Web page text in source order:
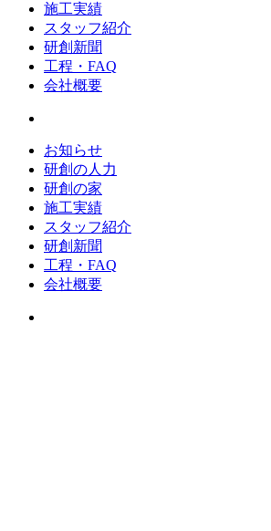
施工実績
スタッフ紹介
研創新聞
工程・FAQ
会社概要
お知らせ
研創の人力
研創の家
施工実績
スタッフ紹介
研創新聞
工程・FAQ
会社概要